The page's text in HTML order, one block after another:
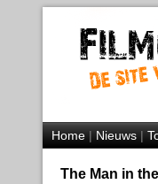
Home|Nieuws|
The Man in